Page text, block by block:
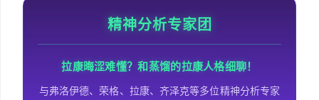
精神分析专家团
拉康晦涩难懂？和蒸馏的拉康人格细聊！
与弗洛伊德、荣格、拉康、齐泽克等多位精神分析专家